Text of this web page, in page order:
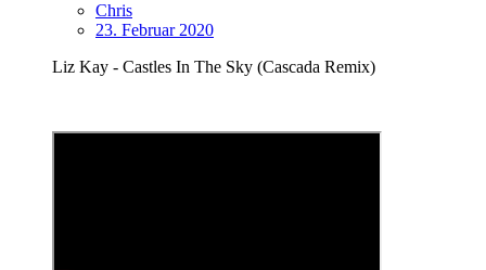
Chris
23. Februar 2020
Liz Kay - Castles In The Sky (Cascada Remix)